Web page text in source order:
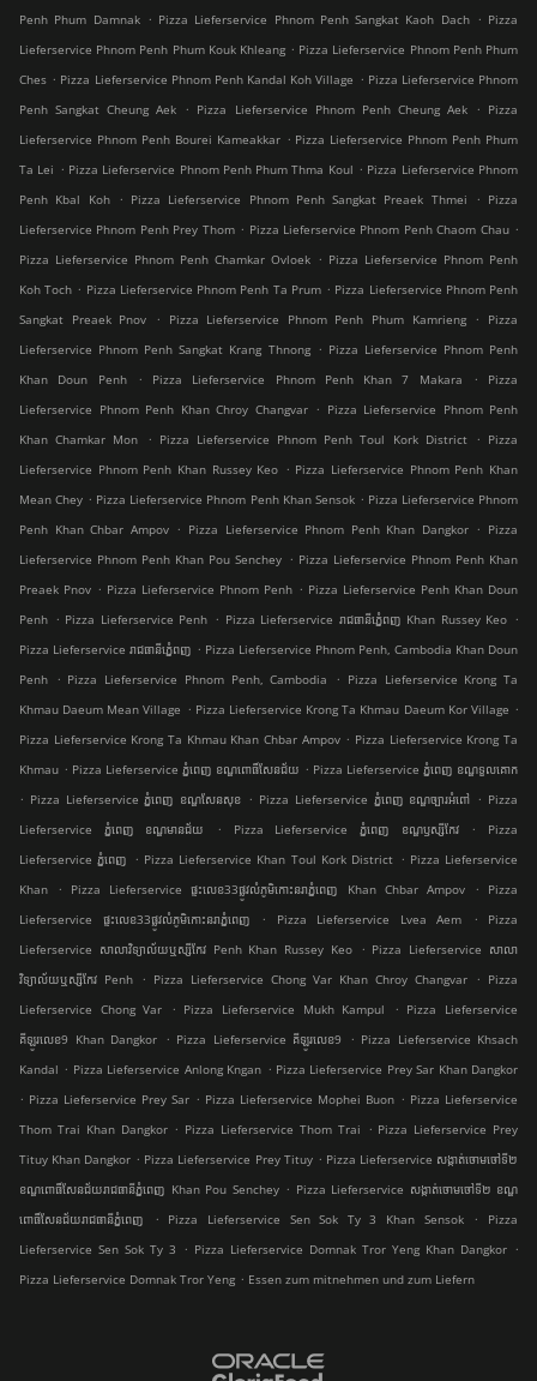
Penh Phum Damnak
. Pizza Lieferservice Phnom Penh Sangkat Kaoh Dach . Pizza
Lieferservice Phnom Penh Phum Kouk Khleang . Pizza Lieferservice Phnom Penh Phum
Ches . Pizza Lieferservice Phnom Penh Kandal Koh Village . Pizza Lieferservice Phnom
Penh Sangkat Cheung Aek
. Pizza Lieferservice Phnom Penh Cheung Aek . Pizza
Lieferservice Phnom Penh Bourei Kameakkar . Pizza Lieferservice Phnom Penh Phum
Ta Lei . Pizza Lieferservice Phnom Penh Phum Thma Koul . Pizza Lieferservice Phnom
Penh Kbal Koh
. Pizza Lieferservice Phnom Penh Sangkat Preaek Thmei . Pizza
Lieferservice Phnom Penh Prey Thom . Pizza Lieferservice Phnom Penh Chaom Chau .
Pizza Lieferservice Phnom Penh Chamkar Ovloek . Pizza Lieferservice Phnom Penh
Koh Toch . Pizza Lieferservice Phnom Penh Ta Prum . Pizza Lieferservice Phnom Penh
Sangkat Preaek Pnov
. Pizza Lieferservice Phnom Penh Phum Kamrieng .
Pizza
Lieferservice Phnom Penh Sangkat Krang Thnong
. Pizza Lieferservice Phnom Penh
Khan Doun Penh
. Pizza Lieferservice Phnom Penh Khan 7 Makara .
Pizza
Lieferservice Phnom Penh Khan Chroy Changvar
. Pizza Lieferservice Phnom Penh
Khan Chamkar Mon
. Pizza Lieferservice Phnom Penh Toul Kork District . Pizza
Lieferservice Phnom Penh Khan Russey Keo . Pizza Lieferservice Phnom Penh Khan
Mean Chey . Pizza Lieferservice Phnom Penh Khan Sensok . Pizza Lieferservice Phnom
Penh Khan Chbar Ampov . Pizza Lieferservice Phnom Penh Khan Dangkor . Pizza
Lieferservice Phnom Penh Khan Pou Senchey . Pizza Lieferservice Phnom Penh Khan
Preaek Pnov . Pizza Lieferservice Phnom Penh . Pizza Lieferservice Penh Khan Doun
Penh . Pizza Lieferservice Penh . Pizza Lieferservice រាជធានីភ្នំេពញ Khan Russey Keo .
Pizza Lieferservice រាជធានីភ្នំេពញ . Pizza Lieferservice Phnom Penh, Cambodia Khan Doun
Penh
. Pizza Lieferservice Phnom Penh, Cambodia . Pizza Lieferservice Krong Ta
Khmau Daeum Mean Village . Pizza Lieferservice Krong Ta Khmau Daeum Kor Village .
Pizza Lieferservice Krong Ta Khmau Khan Chbar Ampov . Pizza Lieferservice Krong Ta
Khmau . Pizza Lieferservice ភ្នំពេញ ខណ្ឌ​ពោធិ៍សែនជ័យ . Pizza Lieferservice ភ្នំពេញ ខណ្ឌទួលគោក
. Pizza Lieferservice ភ្នំពេញ ខណ្ឌ​សែនសុខ . Pizza Lieferservice ភ្នំពេញ ខណ្ឌច្បារអំពៅ . Pizza
Lieferservice ភ្នំពេញ ខណ្ឌមានជ័យ
. Pizza Lieferservice ភ្នំពេញ ខណ្ឌ​ឫស្សីកែវ .
Pizza
Lieferservice ភ្នំពេញ
. Pizza Lieferservice Khan Toul Kork District . Pizza Lieferservice
Khan
. Pizza Lieferservice ផ្ទះលេខ33ផ្លូវលំភូមិកោះនរាភ្នំពេញ Khan Chbar Ampov .
Pizza
Lieferservice ផ្ទះលេខ33ផ្លូវលំភូមិកោះនរាភ្នំពេញ
. Pizza Lieferservice Lvea Aem .
Pizza
Lieferservice សាលាវិទ្យាល័យឬស្សីកែវ Penh Khan Russey Keo
. Pizza Lieferservice សាលា
វិទ្យាល័យឬស្សីកែវ Penh
. Pizza Lieferservice Chong Var Khan Chroy Changvar . Pizza
Lieferservice Chong Var
. Pizza Lieferservice Mukh Kampul . Pizza Lieferservice
គីឡូរលេខ9 Khan Dangkor
. Pizza Lieferservice គីឡូរលេខ9 . Pizza Lieferservice Khsach
Kandal . Pizza Lieferservice Anlong Kngan . Pizza Lieferservice Prey Sar Khan Dangkor
. Pizza Lieferservice Prey Sar . Pizza Lieferservice Mophei Buon . Pizza Lieferservice
Thom Trai Khan Dangkor . Pizza Lieferservice Thom Trai . Pizza Lieferservice Prey
Tituy Khan Dangkor . Pizza Lieferservice Prey Tituy . Pizza Lieferservice សង្កាត់ចោមចៅទី២
ខណ្ឌពោធិ៍សែនជ័យរាជធានីភ្នំពេញ Khan Pou Senchey . Pizza Lieferservice សង្កាត់ចោមចៅទី២ ខណ្ឌ
ពោធិ៍សែនជ័យរាជធានីភ្នំពេញ
. Pizza Lieferservice Sen Sok Ty 3 Khan Sensok .
Pizza
Lieferservice Sen Sok Ty 3
. Pizza Lieferservice Domnak Tror Yeng Khan Dangkor .
Pizza Lieferservice Domnak Tror Yeng . Essen zum mitnehmen und zum Liefern